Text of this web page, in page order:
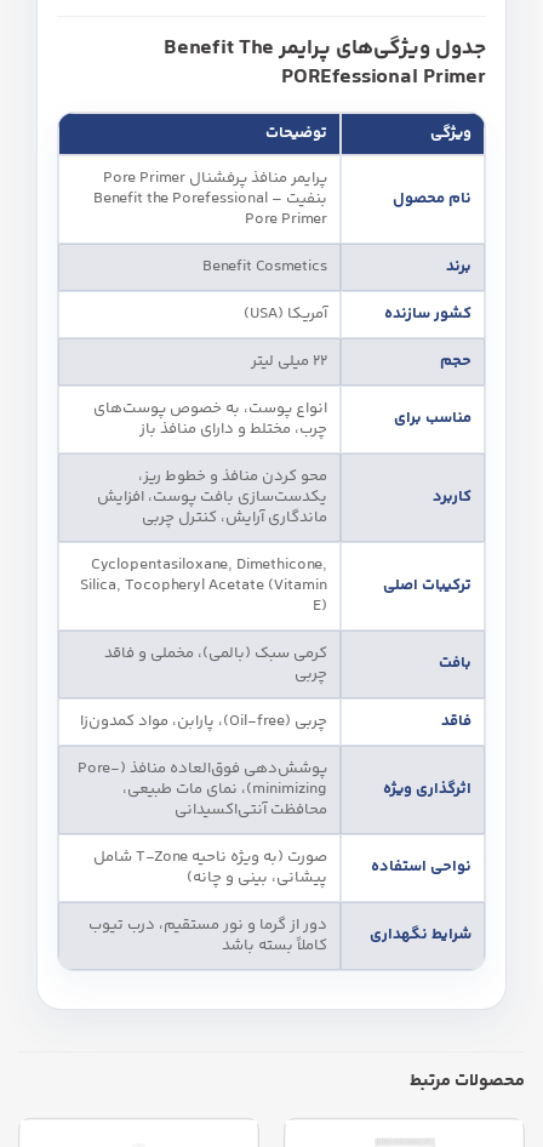
جدول ویژگی‌های پرایمر Benefit The
POREfessional Primer
ویژگی توضیحات
نام محصول
پرایمر منافذ پرفشنال Pore Primer
بنفیت – Benefit the Porefessional
Pore Primer
برند
Benefit Cosmetics
کشور سازنده
آمریکا (USA)
حجم
22 میلی‌ لیتر
مناسب برای
انواع پوست، به‌ خصوص پوست‌های
چرب، مختلط و دارای منافذ باز
کاربرد
محو کردن منافذ و خطوط ریز،
یکدست‌سازی بافت پوست، افزایش
ماندگاری آرایش، کنترل چربی
ترکیبات اصلی
Cyclopentasiloxane, Dimethicone,
Silica, Tocopheryl Acetate (Vitamin
E)
بافت
کرمی سبک (بالمی)، مخملی و فاقد
چربی
فاقد
چربی (Oil-free)، پارابن، مواد کمدون‌زا
اثرگذاری ویژه
پوشش‌دهی فوق‌العاده منافذ (Pore-
minimizing)، نمای مات طبیعی،
محافظت آنتی‌اکسیدانی
نواحی استفاده
صورت (به‌ ویژه ناحیه T-Zone شامل
پیشانی، بینی و چانه)
شرایط نگهداری
دور از گرما و نور مستقیم، درب تیوب
کاملاً بسته باشد
محصولات مرتبط